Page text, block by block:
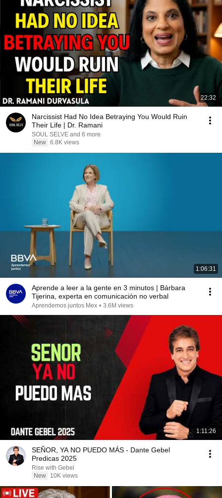
22:32
Narcissist Had No Idea Betraying You Would Ruin
Their Life | Dr. Ramani
SOUL SELVE and 6 more
New 6.8K views
1:06:31
Aprende a leer a la gente en 3 minutos | Bárbara
Tijerina, experta en comunicación no verbal
Aprendemos juntos Mex • 3.6M views
1:11:26
SEÑOR, YA NO PUEDO MÁS - Dante Gebel
Predicas 2025
Rise with Gebel
New
10K views